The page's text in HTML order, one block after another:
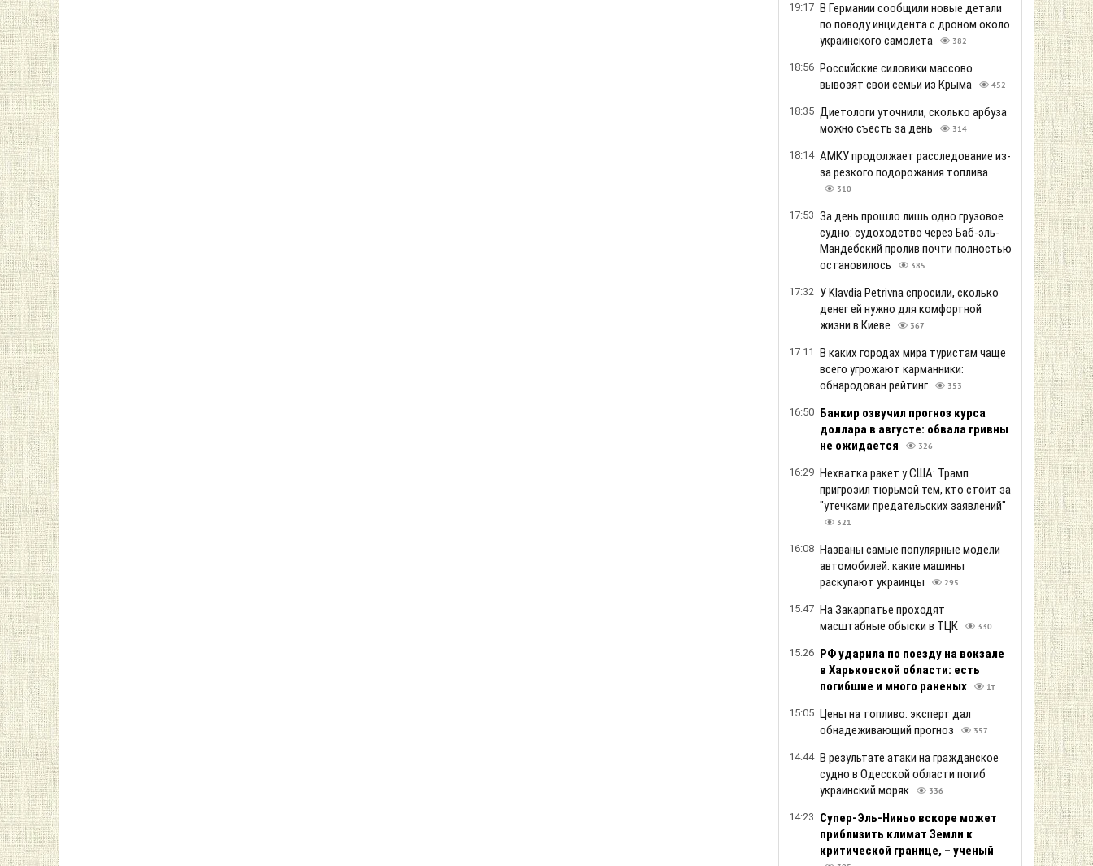
19:17 В Германии сообщили новые детали
по поводу инцидента с дроном около
украинского самолета
382
18:56 Российские силовики массово
вывозят свои семьи из Крыма
452
18:35 Диетологи уточнили, сколько арбуза
можно съесть за день
314
18:14 АМКУ продолжает расследование из-
за резкого подорожания топлива
310
17:53 За день прошло лишь одно грузовое
судно: судоходство через Баб-эль-
Мандебский пролив почти полностью
остановилось
385
17:32 У Klavdia Petrivna спросили, сколько
денег ей нужно для комфортной
жизни в Киеве
367
17:11 В каких городах мира туристам чаще
всего угрожают карманники:
обнародован рейтинг
353
16:50 Банкир озвучил прогноз курса
доллара в августе: обвала гривны
не ожидается
326
16:29 Нехватка ракет у США: Трамп
пригрозил тюрьмой тем, кто стоит за
"утечками предательских заявлений"
321
16:08 Названы самые популярные модели
автомобилей: какие машины
раскупают украинцы
295
15:47 На Закарпатье проходят
масштабные обыски в ТЦК
330
15:26 РФ ударила по поезду на вокзале
в Харьковской области: есть
погибшие и много раненых
1т
15:05 Цены на топливо: эксперт дал
обнадеживающий прогноз
357
14:44 В результате атаки на гражданское
судно в Одесской области погиб
украинский моряк
336
14:23 Супер-Эль-Ниньо вскоре может
приблизить климат Земли к
критической границе, – ученый